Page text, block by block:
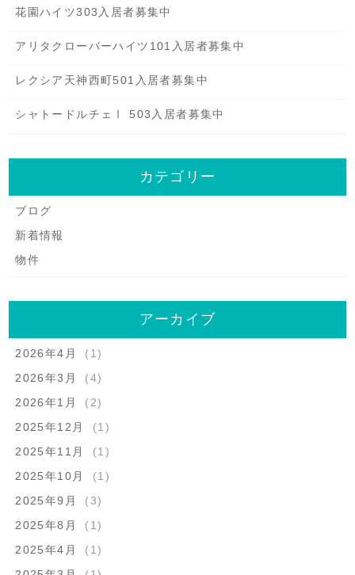
花園ハイツ303入居者募集中
アリタクローバーハイツ101入居者募集中
レクシア天神西町501入居者募集中
シャトードルチェⅠ 503入居者募集中
カテゴリー
ブログ
新着情報
物件
アーカイブ
2026年4月
(1)
2026年3月
(4)
2026年1月
(2)
2025年12月
(1)
2025年11月
(1)
2025年10月
(1)
2025年9月
(3)
2025年8月
(1)
2025年4月
(1)